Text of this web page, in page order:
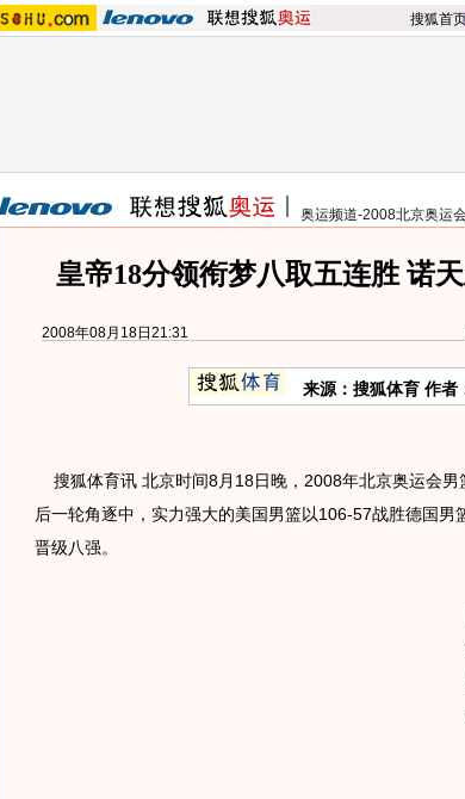
搜狐首
奥运频道-2008北京奥运
皇帝18分领衔梦八取五连胜 诺
2008年08月18日21:31
来源：搜狐体育 作者
搜狐体育讯 北京时间8月18日晚，2008年北京奥运会男
后一轮角逐中，实力强大的美国男篮以106-57战胜德国男
晋级八强。